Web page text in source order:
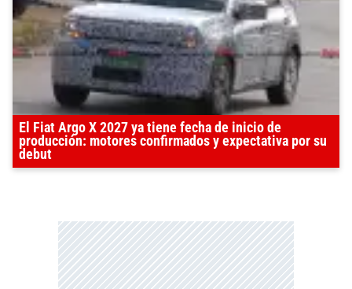
El Fiat Argo X 2027 ya tiene fecha de inicio de
producción: motores confirmados y expectativa por su
debut